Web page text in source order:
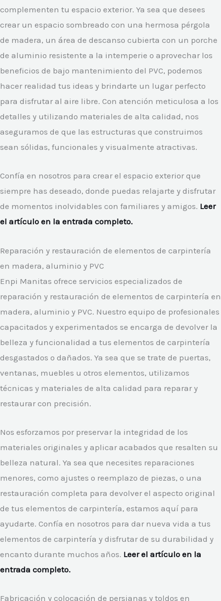
complementen tu espacio exterior. Ya sea que desees
crear un espacio sombreado con una hermosa pérgola
de madera, un área de descanso cubierta con un porche
de aluminio resistente a la intemperie o aprovechar los
beneficios de bajo mantenimiento del PVC, podemos
hacer realidad tus ideas y brindarte un lugar perfecto
para disfrutar al aire libre. Con atención meticulosa a los
detalles y utilizando materiales de alta calidad, nos
aseguramos de que las estructuras que construimos
sean sólidas, funcionales y visualmente atractivas.
Confía en nosotros para crear el espacio exterior que
siempre has deseado, donde puedas relajarte y disfrutar
de momentos inolvidables con familiares y amigos. Leer
el artículo en la entrada completo.
Reparación y restauración de elementos de carpintería
en madera, aluminio y PVC
Enpi Manitas ofrece servicios especializados de
reparación y restauración de elementos de carpintería en
madera, aluminio y PVC. Nuestro equipo de profesionales
capacitados y experimentados se encarga de devolver la
belleza y funcionalidad a tus elementos de carpintería
desgastados o dañados. Ya sea que se trate de puertas,
ventanas, muebles u otros elementos, utilizamos
técnicas y materiales de alta calidad para reparar y
restaurar con precisión.
Nos esforzamos por preservar la integridad de los
materiales originales y aplicar acabados que resalten su
belleza natural. Ya sea que necesites reparaciones
menores, como ajustes o reemplazo de piezas, o una
restauración completa para devolver el aspecto original
de tus elementos de carpintería, estamos aquí para
ayudarte. Confía en nosotros para dar nueva vida a tus
elementos de carpintería y disfrutar de su durabilidad y
encanto durante muchos años. Leer el artículo en la
entrada completo.
Fabricación y colocación de persianas y toldos en